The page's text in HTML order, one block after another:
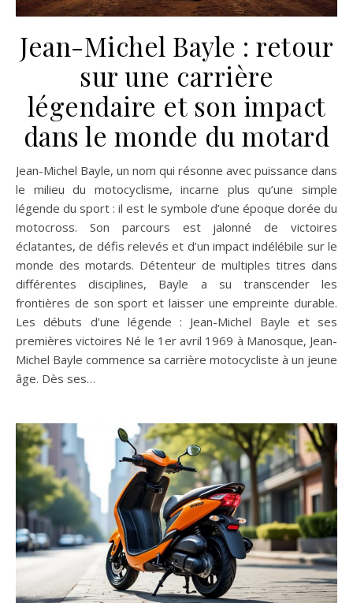
Jean-Michel Bayle : retour
sur une carrière
légendaire et son impact
dans le monde du motard
Jean-Michel Bayle, un nom qui résonne avec puissance dans
le milieu du motocyclisme, incarne plus qu’une simple
légende du sport : il est le symbole d’une époque dorée du
motocross. Son parcours est jalonné de victoires
éclatantes, de défis relevés et d’un impact indélébile sur le
monde des motards. Détenteur de multiples titres dans
différentes disciplines, Bayle a su transcender les
frontières de son sport et laisser une empreinte durable.
Les débuts d’une légende : Jean-Michel Bayle et ses
premières victoires Né le 1er avril 1969 à Manosque, Jean-
Michel Bayle commence sa carrière motocycliste à un jeune
âge. Dès ses…